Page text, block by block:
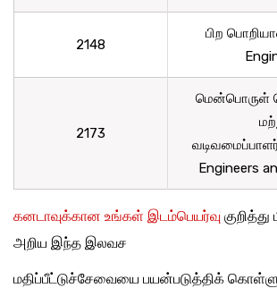
2148
பிற
2173
மென்பொருள்
Engineers
கனடாவுக்கான உங்கள் இடம்பெயர்வு
அறிய இந்த இலவச
மதிப்பீட்டுச்சேவையை பயன்படுத்திக்